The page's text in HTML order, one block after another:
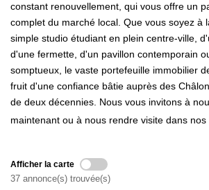
CONTACT
constant renouvellement, qui vous offre un
complet du marché local. Que vous soyez à
simple studio étudiant en plein centre-ville,
d'une fermette, d'un pavillon contemporain
somptueux, le vaste portefeuille immobilier
fruit d'une confiance bâtie auprès des
de deux décennies. Nous vous invitons à
maintenant ou à nous rendre visite dans nos
Afficher la carte
37 annonce(s) trouvée(s)